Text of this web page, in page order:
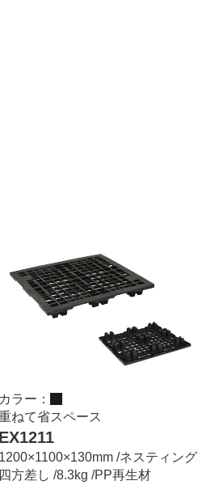
カラー：
ねて省スペース
EX1211
1200×1100×130mm /ネスティング
四方差し /8.3kg /PP再生材